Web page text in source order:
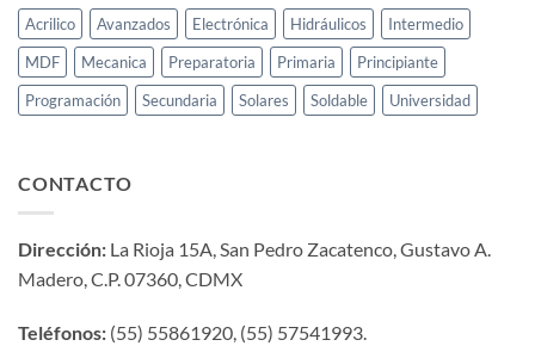
Acrilico Avanzados Electrónica Hidráulicos
Intermedio
MDF
Mecanica Preparatoria Primaria
Principiante
Programación
Secundaria Solares Soldable Universidad
CONTACTO
Dirección: La Rioja 15A, San Pedro Zacatenco, Gustavo A.
Madero, C.P. 07360, CDMX
Teléfonos: (55) 55861920, (55) 57541993.